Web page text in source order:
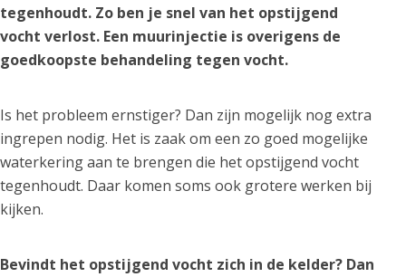
tegenhoudt. Zo ben je snel van het opstijgend
vocht verlost. Een muurinjectie is overigens de
goedkoopste behandeling tegen vocht.
Is het probleem ernstiger? Dan zijn mogelijk nog extra
ingrepen nodig. Het is zaak om een zo goed mogelijke
waterkering aan te brengen die het opstijgend vocht
tegenhoudt. Daar komen soms ook grotere werken bij
kijken.
Bevindt het opstijgend vocht zich in de kelder? Dan